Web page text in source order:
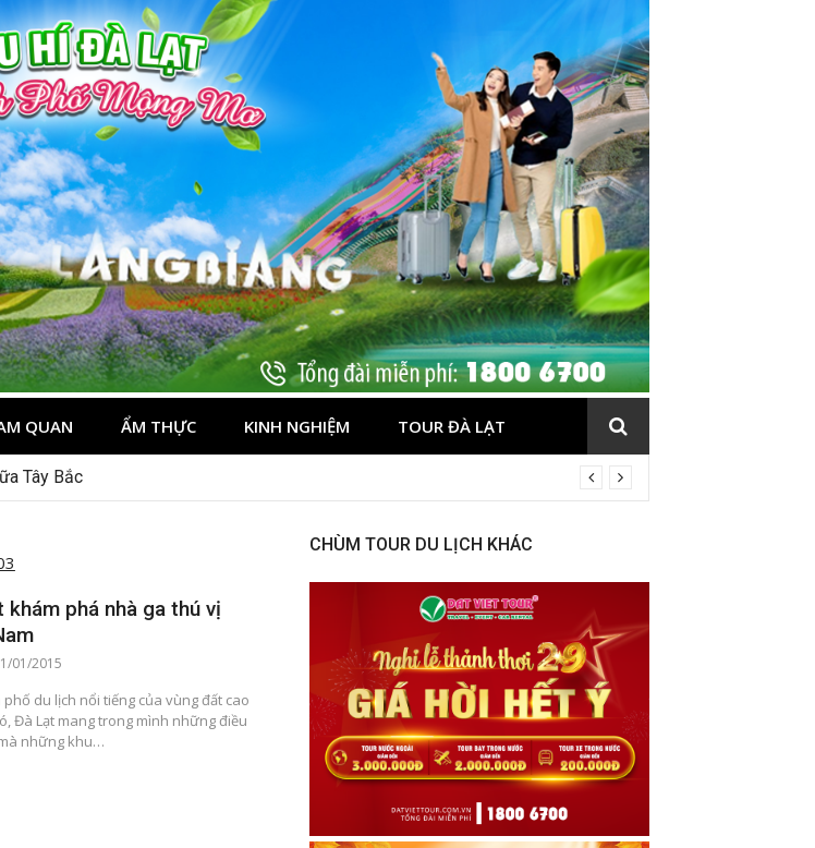
QUAN ẨM THỰC KINH NGHIỆM TOUR ĐÀ LẠT
Tây Bắc
phá nhà ga thú vị
01/2015
du lịch nổi tiếng của vùng đất cao
Đà Lạt mang trong mình những điều
những khu…
CHÙM TOUR DU LỊCH KHÁC